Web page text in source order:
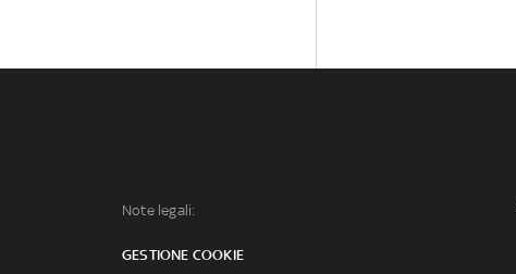
Note legali:
GESTIONE COOKIE